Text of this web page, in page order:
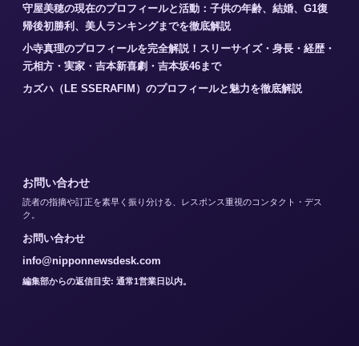
守屋美穂の現在のプロフィールと活動：子供の年齢、結婚、G1復
帰後初勝利、美人ランキングまでを徹底解説
小寺真理のプロフィールを完全解説！スリーサイズ・身長・経歴・
元相方・実家・吉本新喜劇・吉本坂46まで
カズハ（LE SSERAFIM）のプロフィールと魅力を徹底解説
お問い合わせ
読者の指摘や訂正を素早く振り分ける、レスポンス重視のコンタクト・デス
ク。
お問い合わせ
info@nipponnewsdesk.com
編集部からの返信目安: 通常1営業日以内。